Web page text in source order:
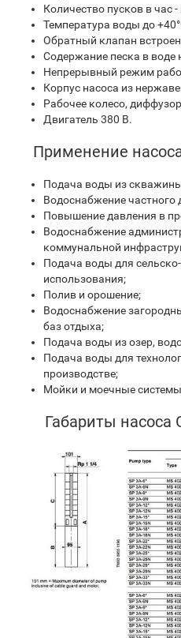
Количество пусков в час -
Температура воды до
Обратный клапан
Содержание песка в воде
Непрерывный режим
Корпус насоса из
Рабочее колесо,
Двигатель 380 В.
Применение
Подача воды из
Водоснабжение частного
Повышение давления в
Водоснабжение
коммунальной
Подача воды для
использования;
Полив и орошение;
Водоснабжение
баз отдыха;
Подача воды из озер,
Подача воды для
производстве;
Мойки и моечные
Габариты насоса